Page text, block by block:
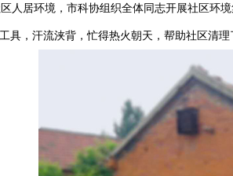
居环境，市科协组织全体同志开展社区环境
具，汗流浃背，忙得热火朝天，帮助社区清